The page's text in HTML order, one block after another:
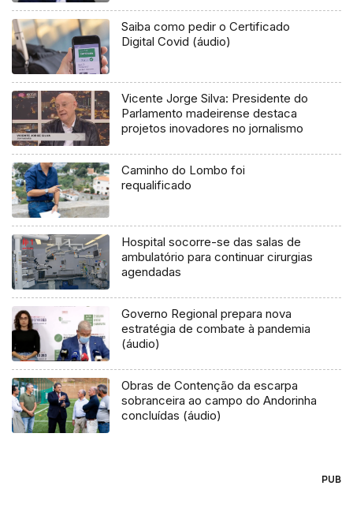
Saiba como pedir o Certificado
Digital Covid (áudio)
Vicente Jorge Silva: Presidente do
Parlamento madeirense destaca
projetos inovadores no jornalismo
Caminho do Lombo foi
requalificado
Hospital socorre-se das salas de
ambulatório para continuar cirurgias
agendadas
Governo Regional prepara nova
estratégia de combate à pandemia
(áudio)
Obras de Contenção da escarpa
sobranceira ao campo do Andorinha
concluídas (áudio)
PUB